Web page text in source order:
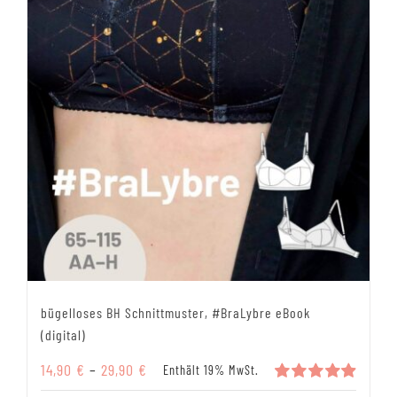
bügelloses BH Schnittmuster, #BraLybre eBook
(digital)
14,90 € – 29,90 € Preisspanne:
14,90 €
Enthält 19% MwSt.